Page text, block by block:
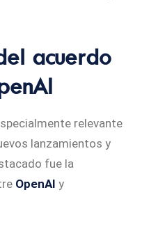
acuerdo
relevante
lanzamientos y
fue la
OpenAI y